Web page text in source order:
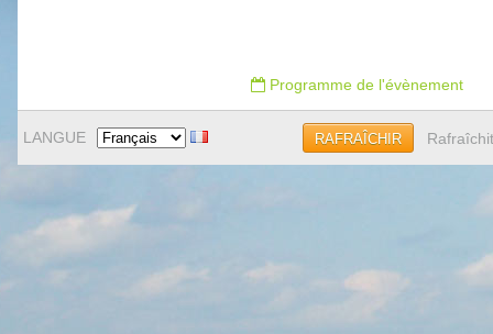
Programme de l'évènement
LANGUE RAFRAÎCHIR